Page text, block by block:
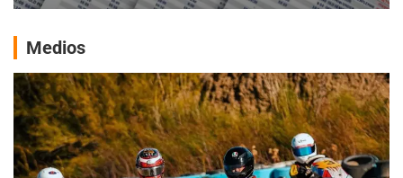
Medios